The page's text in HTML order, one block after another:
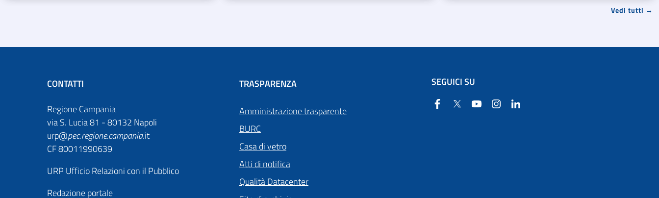
Vedi tutti →
CONTATTI
Regione Campania
via S. Lucia 81 - 80132 Napoli
urp@pec.regione.campania.it
CF 80011990639
URP Ufficio Relazioni con il Pubblico
Redazione portale
TRASPARENZA
Amministrazione trasparente
BURC
Casa di vetro
Atti di notifica
Qualità Datacenter
SEGUICI SU
Facebook
Twitter YouTube Instagram